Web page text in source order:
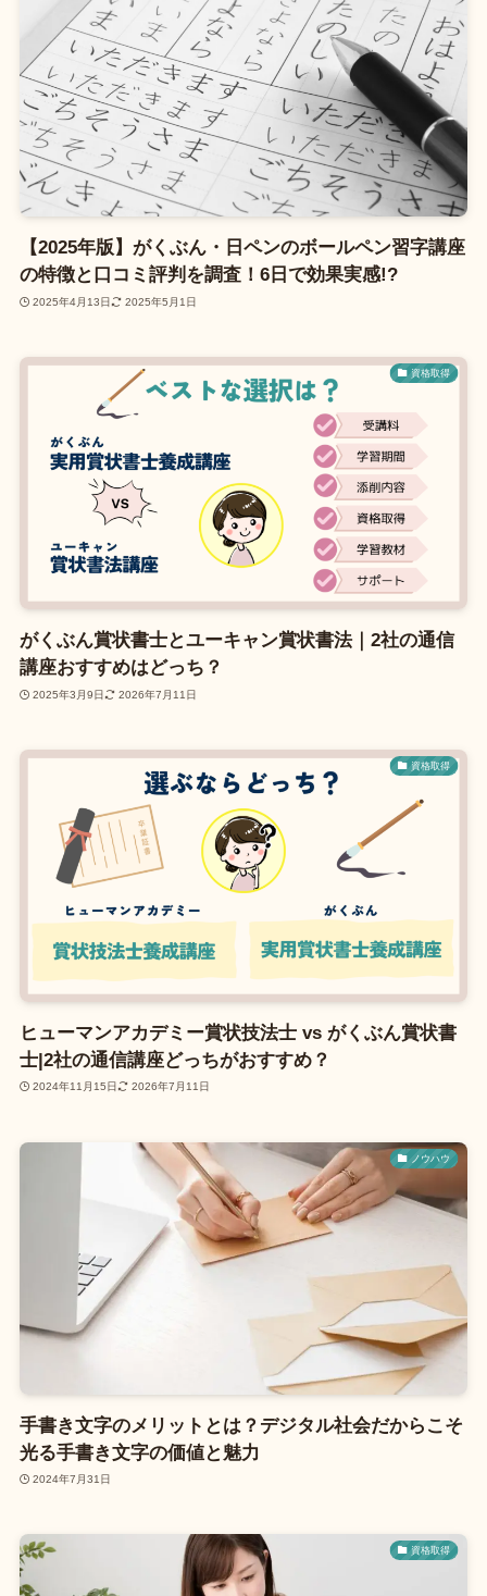
【2025年版】がくぶん・日ペンのボールペン習字講座
の特徴と口コミ評判を調査！6日で効果実感!?
2025年4月13日 2025年5月1日
資格取得
がくぶん賞状書士とユーキャン賞状書法｜2社の通信
講座おすすめはどっち？
2025年3月9日 2026年7月11日
資格取得
ヒューマンアカデミー賞状技法士 vs がくぶん賞状書
士|2社の通信講座どっちがおすすめ？
2024年11月15日 2026年7月11日
ノウハウ
手書き文字のメリットとは？デジタル社会だからこそ
光る手書き文字の価値と魅力
2024年7月31日
資格取得